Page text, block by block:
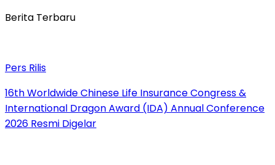
Berita Terbaru
Pers Rilis
16th Worldwide Chinese Life Insurance Congress &
International Dragon Award (IDA) Annual Conference
2026 Resmi Digelar